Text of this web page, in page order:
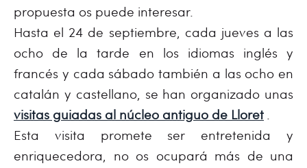
propuesta os puede interesar.
Hasta el 24 de septiembre, cada jueves a las
ocho de la tarde en los idiomas inglés y
francés y cada sábado también a las ocho en
catalán y castellano, se han organizado unas
visitas guiadas al núcleo antiguo de Lloret .
Esta visita promete ser entretenida y
enriquecedora, no os ocupará más de una